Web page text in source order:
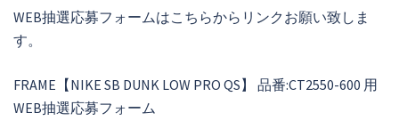
WEB抽選応募フォームはこちらからリンクお願い致しま
す。
FRAME【NIKE SB DUNK LOW PRO QS】 品番:CT2550-600 用
WEB抽選応募フォーム